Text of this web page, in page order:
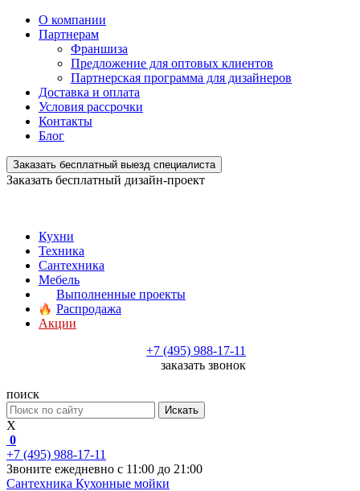
О компании
Партнерам
Франшиза
Предложение для оптовых клиентов
Партнерская программа для дизайнеров
Доставка и оплата
Условия рассрочки
Контакты
Блог
Заказать бесплатный выезд специалиста
Заказать бесплатный дизайн-проект
Кухни
Техника
Сантехника
Мебель
Выполненные проекты
Распродажа
Акции
+7 (495) 988-17-11
заказать звонок
поиск
Искать
X
0
+7 (495) 988-17-11
Звоните ежедневно с 11:00 до 21:00
Сантехника Кухонные мойки